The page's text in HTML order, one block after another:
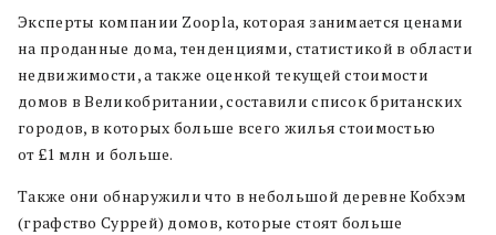
Эксперты компании Zoopla, которая занимается ценами
на проданные дома, тенденциями, статистикой в области
недвижимости, а также оценкой текущей стоимости
домов в Великобритании, составили список британских
городов, в которых больше всего жилья стоимостью
от £1 млн и больше.
Также они обнаружили что в небольшой деревне Кобхэм
(графство Суррей) домов, которые стоят больше